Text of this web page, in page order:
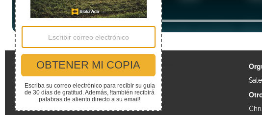
Enlaces Rápidos